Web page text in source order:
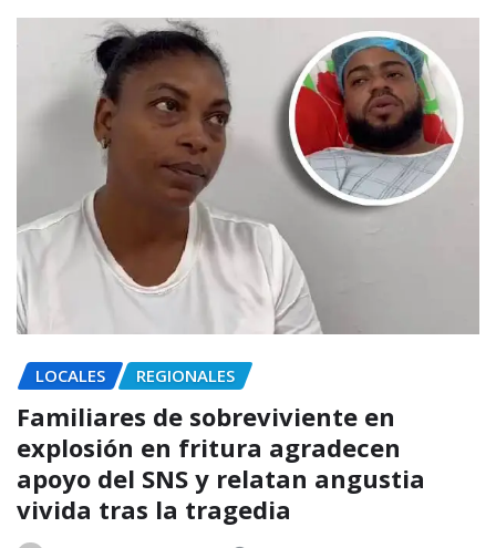
LOCALES REGIONALES
Familiares de sobreviviente en
explosión en fritura agradecen
apoyo del SNS y relatan angustia
vivida tras la tragedia